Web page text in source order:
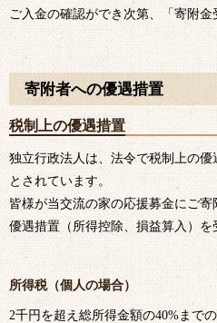
ご入金の確認ができ次第、「寄附金
寄附者への優遇措置
税制上の優遇措置
独立行政法人は、法令で税制上の
とされています。
皆様が当交流の家の応援募金にご
優遇措置（所得控除、損益算入）を
所得税（個人の場合）
2千円を超え総所得金額の40%まで